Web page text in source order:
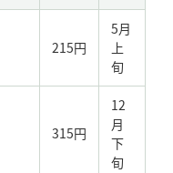
215円
5月
上
旬
315円
12
月
下
旬